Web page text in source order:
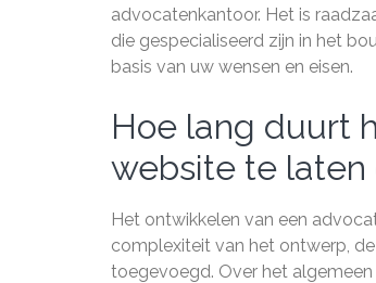
advocatenkantoor. Het is
die gespecialiseerd zijn in het
basis van uw wensen en eisen.
Hoe lang duurt
website te laten
Het ontwikkelen van een
complexiteit van het ontwerp,
toegevoegd. Over het